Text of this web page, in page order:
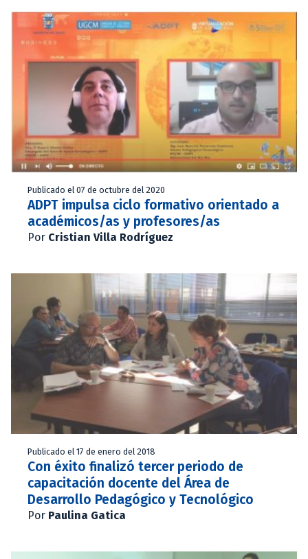
Publicado el 07 de octubre del 2020
ADPT impulsa ciclo formativo orientado a
académicos/as y profesores/as
Por Cristian Villa Rodríguez
Publicado el 17 de enero del 2018
Con éxito finalizó tercer periodo de
capacitación docente del Área de
Desarrollo Pedagógico y Tecnológico
Por Paulina Gatica